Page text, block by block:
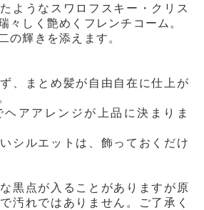
ようなスワロフスキー・クリス
々しく艶めくフレンチコーム。
の輝きを添えます。
、まとめ髪が自由自在に仕上が
アアレンジが上品に決まりま
シルエットは、飾っておくだけ
黒点が入ることがありますが原
汚れではありません。ご了承く